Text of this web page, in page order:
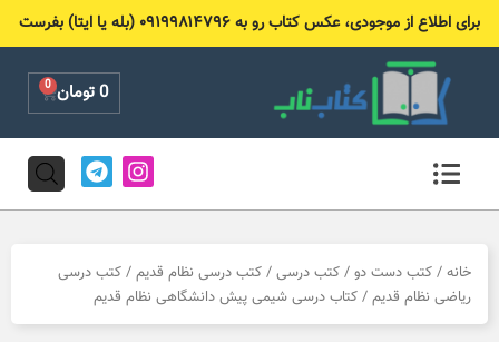
برای اطلاع از موجودی، عکس کتاب رو به ۰۹۱۹۹۸۱۴۷۹۶ (بله یا ایتا) بفرست
0تومان 0
Cart
I
n
s
g
r
a
T
e
l
r
a
m
خانه / کتب دست دو / کتب درسی / کتب درسی نظام قدیم / کتب درسی
ریاضی نظام قدیم / کتاب درسی شیمی پیش دانشگاهی نظام قدیم